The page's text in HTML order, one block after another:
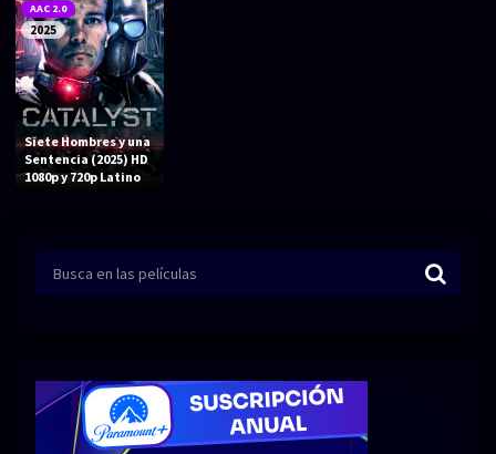
h265 HEVC
Bluray Completos
GÉNEROS
Acción
Comedia Crimen
Terror
Fantástico Romance
Bélico Thriller
AAC 2.0
2025
Siete Hombres y una
Sentencia (2025) HD
1080p y 720p Latino